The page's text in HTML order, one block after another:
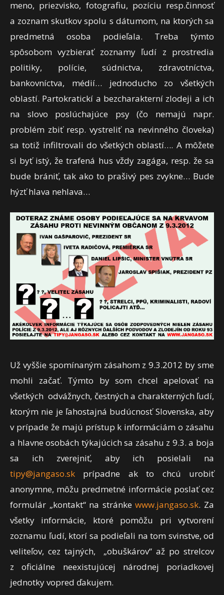
meno, priezvisko, fotografiu, pozíciu resp.činnosť
a zoznam skutkov spolu s dátumom, na ktorých sa
predmetná osoba podieľala. Treba týmto
spôsobom vyzbierať zoznamy ľudí z prostredia
politiky, polície, súdnictva, zdravotníctva,
bankovníctva, médií… jednoducho zo všetkých
oblastí. Partokratickí a bezcharakterní zlodeji a ich
na slovo poslúchajúce psy (čo nemajú napr.
problém zbiť resp. vystreliť na nevinného človeka)
sa totiž infiltrovali do všetkých oblastí…. A môžete
si byť istý, že trafená hus vždy zagága, resp. že sa
bude brániť, tak ako to prašivý pes zvykne… Bude
hýzť hlava nehlava…
Už vyššie spomínaným zásahom z 9.3.2012 by sme
mohli začať. Týmto by som chcel apelovať na
všetkých odvážnych, čestných a charakterných ľudí,
ktorým nie je ľahostajná budúcnosť Slovenska, aby
v prípade že majú prístup k informáciám o zásahu
a hlavne osobách týkajúcich sa zásahu z 9.3. a boja
sa ich zverejniť, aby ich posielali na
tipy@jangaso.sk prípadne ak to chcú urobiť
anonymne, môžu predmetné informácie poslať cez
formulár „kontakt“ na stránkewww.jangaso.sk. Za
všetky informácie, ktoré pomôžu pri vytvorení
zoznamu ľudí, ktorí sa podieľali na tom svinstve, od
veliteľov, cez tajných, „obuškárov“ až po strelcov
z oficiálne neexistujúcej národnej poriadkovej
jednotky vopred ďakujem.